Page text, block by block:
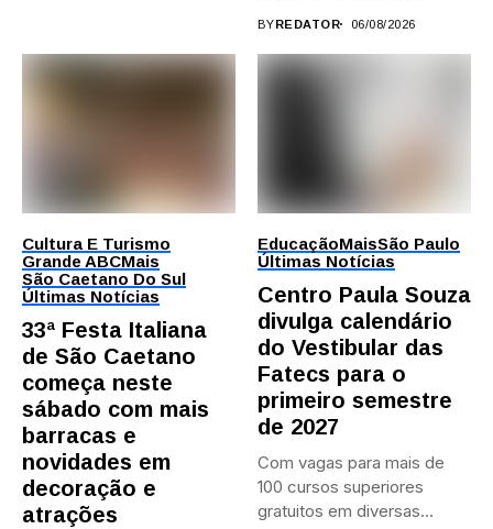
BYREDATOR 06/08/2026
Cultura E Turismo
Grande ABCMais
São Caetano Do Sul
Últimas Notícias
33ª Festa Italiana
de São Caetano
começa neste
sábado com mais
barracas e
novidades em
decoração e
atrações
EducaçãoMaisSão Paulo
Últimas Notícias
Centro Paula Souza
divulga calendário
do Vestibular das
Fatecs para o
primeiro semestre
de 2027
Com vagas para mais de
100 cursos superiores
gratuitos em diversas